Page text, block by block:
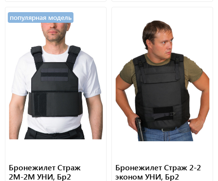
популярная модель
Бронежилет Страж
2М-2М УНИ, Бр2
Бронежилет Страж 2-2
эконом УНИ, Бр2